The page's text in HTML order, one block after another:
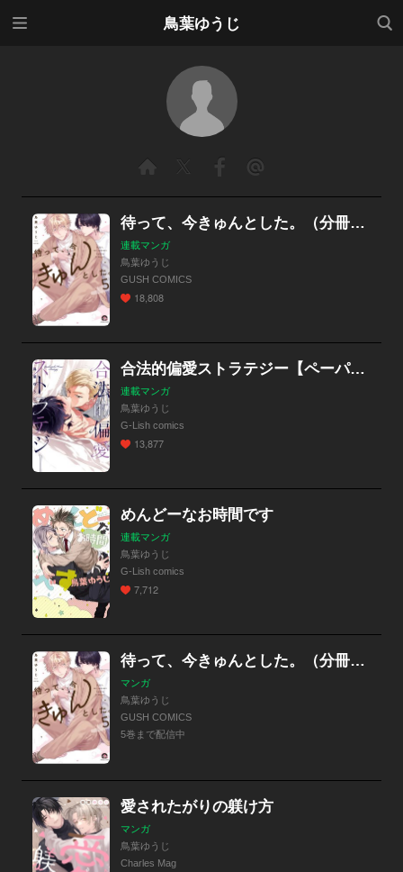
鳥葉ゆうじ
検索
待って、今きゅんとした。（分冊版）
連載マンガ
鳥葉ゆうじ
GUSH COMICS
18,808
合法的偏愛ストラテジー【ペーパー付】
連載マンガ
鳥葉ゆうじ
G-Lish comics
13,877
めんどーなお時間です
連載マンガ
鳥葉ゆうじ
G-Lish comics
7,712
待って、今きゅんとした。（分冊版）
マンガ
鳥葉ゆうじ
GUSH COMICS
5巻まで配信中
愛されたがりの躾け方
マンガ
鳥葉ゆうじ
Charles Mag